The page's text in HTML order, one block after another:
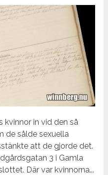
kvinnor in vid den så
de sålde sexuella
att de gjorde det.
3 i Gamla
Där var kvinnorna...